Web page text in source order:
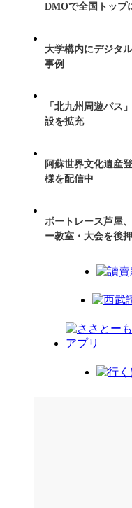
DMOで全国トップ
大学構内にデジタ
事例
「北九州周遊パス
設を拡充
阿蘇世界文化遺産
様を配信中
ボートレース芦屋
ー教室・大会を後